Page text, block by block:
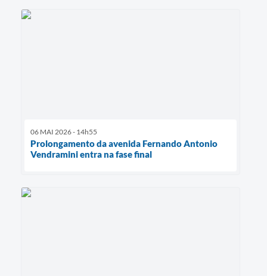
06 MAI 2026 - 14h55
Prolongamento da avenida Fernando Antonio
Vendramini entra na fase final